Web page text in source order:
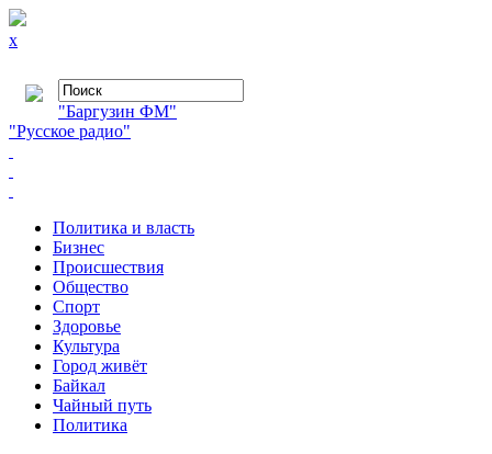
x
"Баргузин ФМ"
"Русское радио"
Политика и власть
Бизнес
Происшествия
Общество
Cпорт
Здоровье
Культура
Город живёт
Байкал
Чайный путь
Политика